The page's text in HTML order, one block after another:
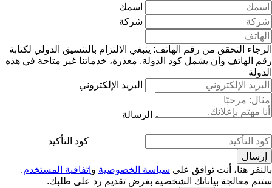
اسمك
شركة
الرجاء التحقق من رقم الهاتف: ينبغي الالتزام بالتنسيق الدولي لكتابة
رقم الهاتف وأن يشمل كود الدولة. معذرة، خدماتنا غير متاحة في هذه
الدولة
البريد الإلكتروني
الرسالة
كود التأكيد
بالنقر هنا، أنت توافق على سياسة الخصوصية و اتفاقية المستخدم.
ستتم معالجة بياناتك الشخصية بغرض تقديم رد على طلبك.